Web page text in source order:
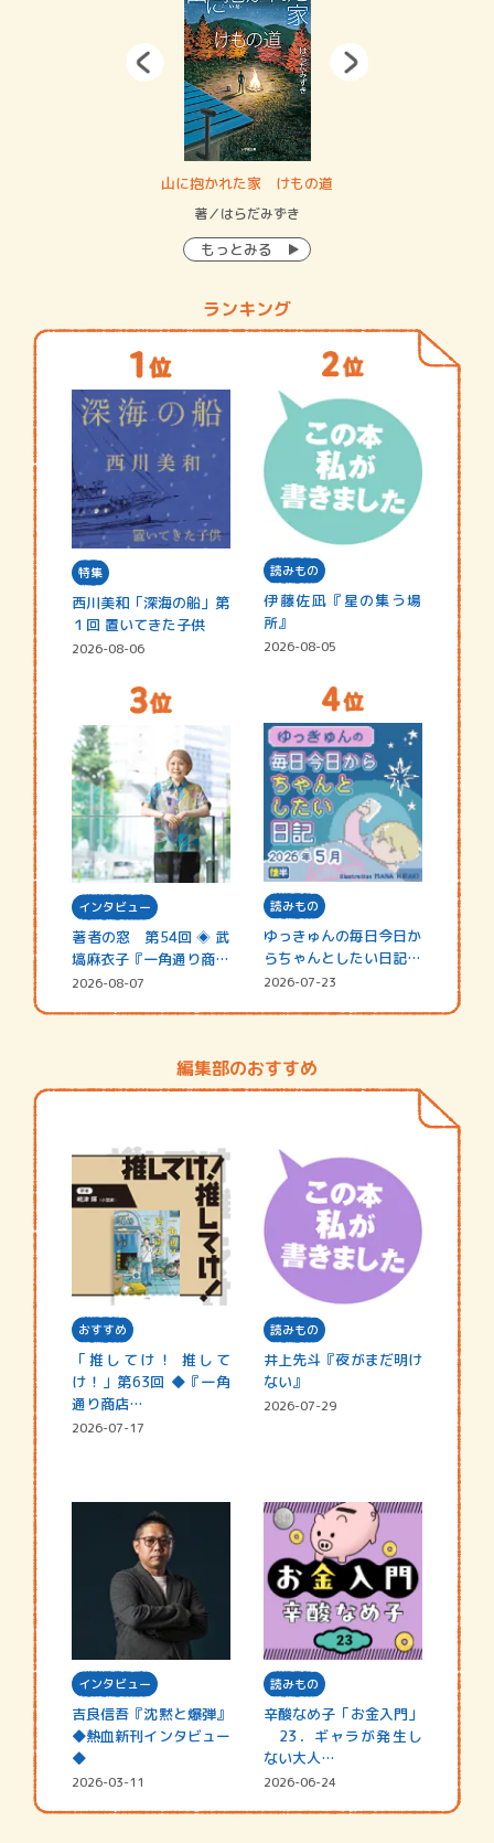
山に抱かれた家 けもの道
著／はらだみずき
もっとみる
ランキング
特集
西川美和「深海の船」第
１回 置いてきた子供
2026-08-06
読みもの
伊藤佐凪『星の集う場
所』
2026-08-05
インタビュー
著者の窓 第54回 ◈ 武
塙麻衣子『一角通り商店
街の…
2026-08-07
読みもの
ゆっきゅんの毎日今日か
らちゃんとしたい日記
☆202…
2026-07-23
編集部のおすすめ
おすすめ
「推してけ！ 推して
け！」第63回 ◆『一角
通り商店…
2026-07-17
読みもの
井上先斗『夜がまだ明け
ない』
2026-07-29
インタビュー
吉良信吾『沈黙と爆弾』
◆熱血新刊インタビュー
◆
2026-03-11
読みもの
辛酸なめ子「お金入門」
23．ギャラが発生し
ない大人…
2026-06-24